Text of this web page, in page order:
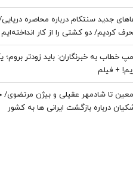
کردیم/ دو کشتی را از کار انداخته‌ایم
خطاب به خبرنگاران: باید زودتر
+ فیلم
معین تا شادمهر عقیلی و بیژن مرتضوی/
درباره بازگشت ایرانی ها به کشور